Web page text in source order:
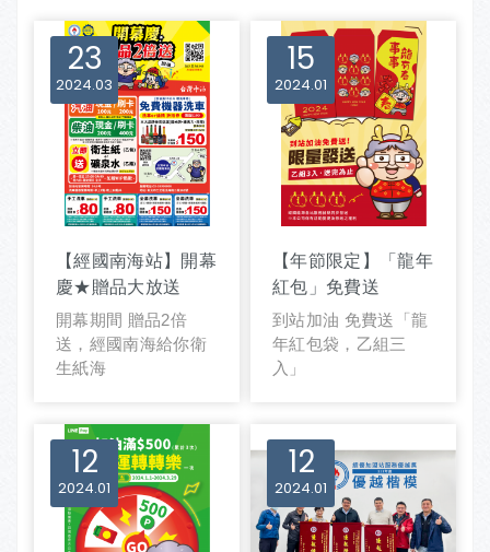
23
03
2024
【經國南海站】開幕
慶★贈品大放送
開幕期間 贈品2倍
送，經國南海給你衛
生紙海
15
01
2024
【年節限定】「龍年
紅包」免費送
到站加油 免費送「龍
年紅包袋，乙組三
入」
12
01
2024
12
01
2024